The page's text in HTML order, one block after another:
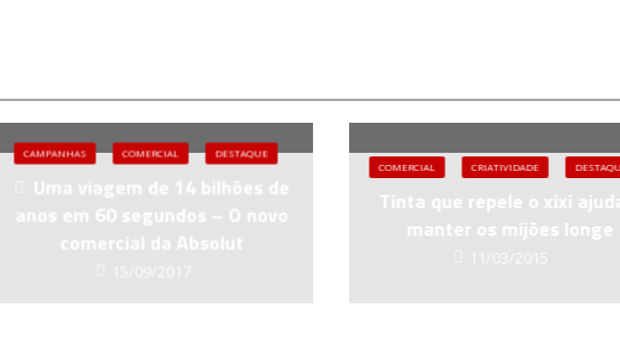
CAMPANHAS COMERCIAL DESTAQUE
Uma viagem de 14 bilhões de
anos em 60 segundos – O novo
comercial da Absolut
COMERCIAL CRIATIVIDADE
Tinta que repele o xixi
manter os mijões longe
11/03/2015